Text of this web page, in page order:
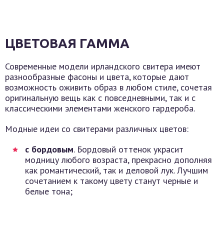
ЦВЕТОВАЯ ГАММА
Современные модели ирландского свитера имеют
разнообразные фасоны и цвета, которые дают
возможность оживить образ в любом стиле, сочетая
оригинальную вещь как с повседневными, так и с
классическими элементами женского гардероба.
Модные идеи со свитерами различных цветов:
с бордовым. Бордовый оттенок украсит
модницу любого возраста, прекрасно дополняя
как романтический, так и деловой лук. Лучшим
сочетанием к такому цвету станут черные и
белые тона;